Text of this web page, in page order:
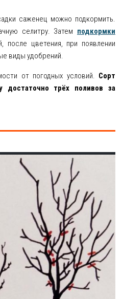
саженец можно подкормить.
селитру. Затем подкормки
после цветения, при появлении
виды удобрений.
от погодных условий. Сорт
достаточно трёх поливов за